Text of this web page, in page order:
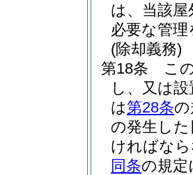
は、当該
必要な管
(除却義務)
第18条
こ
し、又は
は第28条
の発生し
ければな
同条の規定